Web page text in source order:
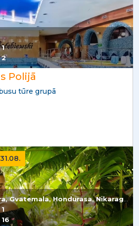
1
2
Polijā
tūre grupā
Gvatemala, Hondurasa, Nikaragva
1
16